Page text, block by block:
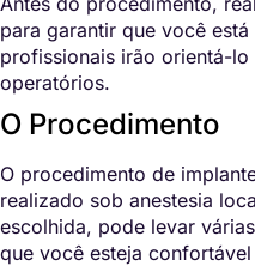
para garantir que você
profissionais irão orientá-
operatórios.
O Procedimento
O procedimento de
realizado sob anestesia
escolhida, pode levar
que você esteja